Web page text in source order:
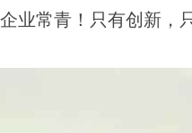
业常青！只有创新，